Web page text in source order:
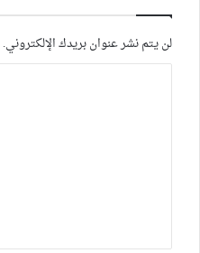
لن يتم نشر عنوان بريدك الإلكتروني.